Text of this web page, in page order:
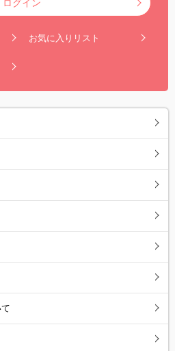
ログイン
お気に入りリスト